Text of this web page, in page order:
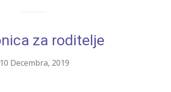
za roditelje
10 Decembra, 2019